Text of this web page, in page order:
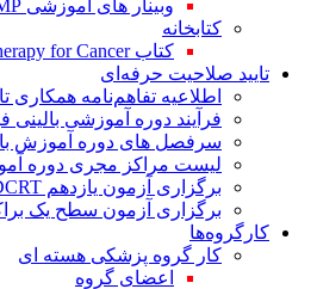
وبینار های آموزشی AFOMP
کتابخانه
کتاب The Significance of Radiation and Radiotherapy for Cancer
تایید صلاحیت حرفه‌ای
اطلاعیه تفاهم‌نامه
فرآیند دوره آموزشی
سرفصل های دوره آموزش
لیست مراکز مجری دوره
برگزاری آزمون یازدهم 3DCRT
برگزاری آزمون سطح یک
کارگروه‌ها
کار گروه پزشکی هسته ای
اعضای گروه